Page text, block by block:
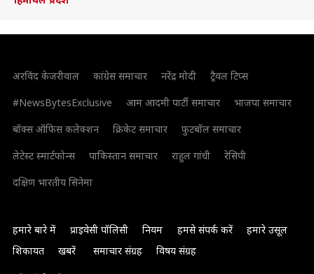
अरविंद केजरीवाल कांग्रेस समाचार नरेंद्र मोदी
ट्रैवल टिप्स
#NewsBytesExclusive
आम आदमी पार्टी समाचार
भाजपा समाचार
बॉक्स ऑफिस कलेक्शन
क्रिकेट समाचार
फुटबॉल समाचार
लेटेस्ट स्मार्टफोन्स
पाकिस्तान समाचार राहुल गांधी
रेसिपी
दक्षिण भारतीय सिनेमा
हमारे बारे में प्राइवेसी पॉलिसी नियम हमसे संपर्क करें
हमारे उसूल
शिकायत
खबरें समाचार संग्रह विषय संग्रह